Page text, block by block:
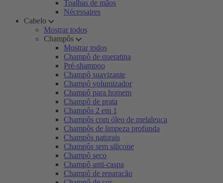
Toalhas de mãos
Nécessaires
Cabelo
Mostrar todos
Champôs
Mostrar todos
Champô de queratina
Pré-shampoo
Champô suavizante
Champô volumizador
Champô para homem
Champô de prata
Champôs 2 em 1
Champôs com óleo de melaleuca
Champôs de limpeza profunda
Champôs naturais
Champôs sem silicone
Champô seco
Champô anti-caspa
Champô de reparação